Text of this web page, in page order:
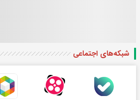
شبکه‌های اجتماعی